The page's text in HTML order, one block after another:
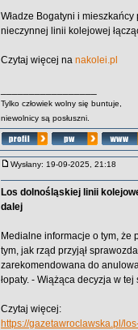
Władze Bogatyni i
nieczynnej linii kolejowej
Czytaj więcej na nakolei.pl
Tylko człowiek wolny się buntuje,
niewolnicy są posłuszni.
Wysłany: 19-09-2025, 21:18
Los dolnośląskiej linii
dalej
Medialne informacje o tym, że
tym, jak rząd przyjął
zarekomendowana do
łopaty. - Wiążąca decyzja w
Czytaj więcej:
https://gazetawroclawska.pl/